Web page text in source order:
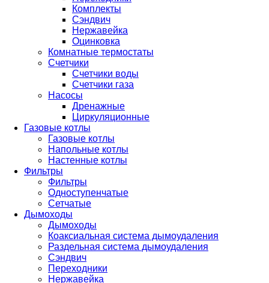
Комплекты
Сэндвич
Нержавейка
Оцинковка
Комнатные термостаты
Счетчики
Счетчики воды
Счетчики газа
Насосы
Дренажные
Циркуляционные
Газовые котлы
Газовые котлы
Напольные котлы
Настенные котлы
Фильтры
Фильтры
Одноступенчатые
Сетчатые
Дымоходы
Дымоходы
Коаксиальная система дымоудаления
Раздельная система дымоудаления
Сэндвич
Переходники
Нержавейка